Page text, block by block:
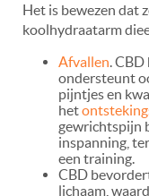
Het is bewezen dat
koolhydraatarm
Afvallen.
ondersteunt
pijntjes en
het
gewrichtspijn
inspanning,
een training.
CBD
lichaam,